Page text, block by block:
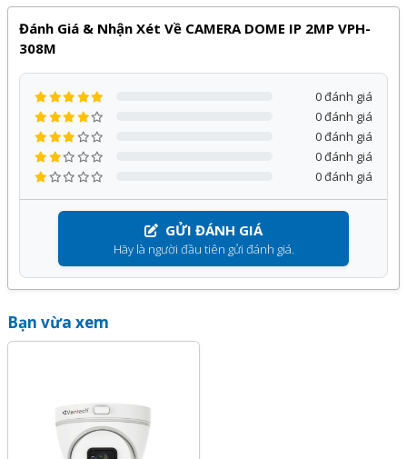
sản phẩm, dịch vụ tại Kỹ Thuật Vtech.
Đánh Giá & Nhận Xét Về CAMERA DOME IP 2MP VPH-
308M
GỬI ĐÁNH GIÁ
Hãy là người đầu tiên gửi đánh giá.
0 đánh giá
0 đánh giá
0 đánh giá
0 đánh giá
0 đánh giá
Bạn vừa xem